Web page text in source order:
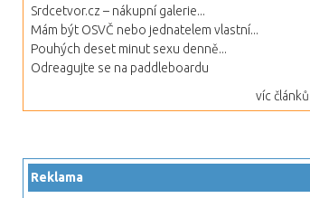
Srdcetvor.cz – nákupní galerie...
Mám být OSVČ nebo jednatelem vlastní...
Pouhých deset minut sexu denně...
Odreagujte se na paddleboardu
víc článků
Reklama